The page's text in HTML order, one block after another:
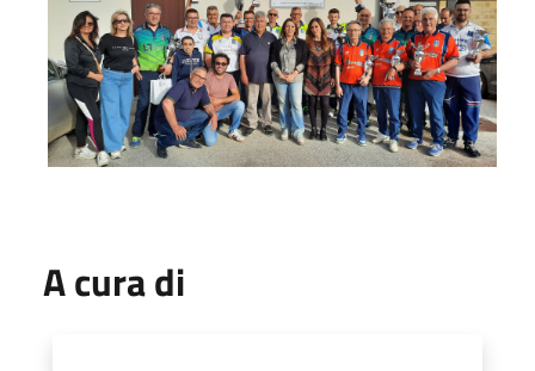
A cura di